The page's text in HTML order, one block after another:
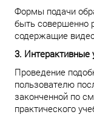
Формы подачи
быть совершенно
содержащие
3. Интерактивные
Проведение
пользователю
законченной по
практического